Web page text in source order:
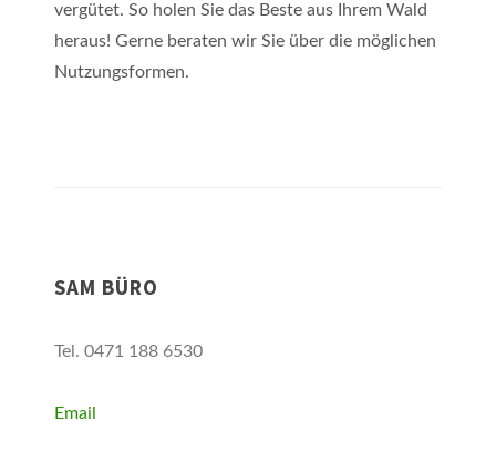
vergütet. So holen Sie das Beste aus Ihrem Wald
heraus! Gerne beraten wir Sie über die möglichen
Nutzungsformen.
SAM BÜRO
Tel. 0471 188 6530
Email